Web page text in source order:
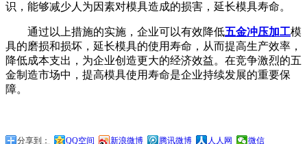
识，能够减少人为因素对模具造成的损害，延长模具寿命。
通过以上措施的实施，企业可以有效降低五金冲压加工模
具的磨损和损坏，延长模具的使用寿命，从而提高生产效率，
降低成本支出，为企业创造更大的经济效益。在竞争激烈的五
金制造市场中，提高模具使用寿命是企业持续发展的重要保
障。
分享到： QQ空间 新浪微博 腾讯微博 人人网 微信